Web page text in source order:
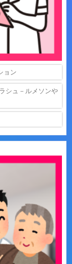
ョン
シュ－ルメソンや